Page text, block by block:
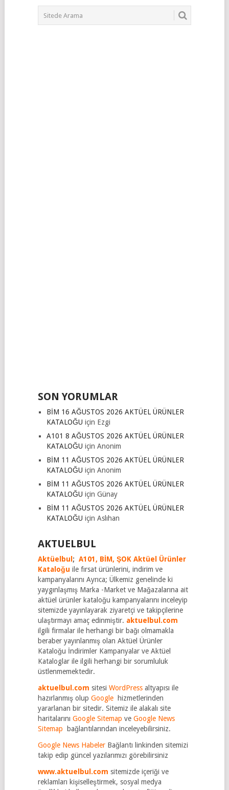
SON YORUMLAR
BİM 16 AĞUSTOS 2026 AKTÜEL ÜRÜNLER
KATALOĞU için Ezgi
A101 8 AĞUSTOS 2026 AKTÜEL ÜRÜNLER
KATALOĞU için Anonim
BİM 11 AĞUSTOS 2026 AKTÜEL ÜRÜNLER
KATALOĞU için Anonim
BİM 11 AĞUSTOS 2026 AKTÜEL ÜRÜNLER
KATALOĞU için Günay
BİM 11 AĞUSTOS 2026 AKTÜEL ÜRÜNLER
KATALOĞU için Aslıhan
AKTUELBUL
Aktüelbul ; A101, BİM, ŞOK Aktüel Ürünler
Kataloğu ile fırsat ürünlerini, indirim ve
kampanyalarını Ayrıca; Ülkemiz genelinde ki
yaygınlaşmış Marka -Market ve Mağazalarına ait
aktüel ürünler kataloğu kampanyalarını inceleyip
sitemizde yayınlayarak ziyaretçi ve takipçilerine
ulaştırmayı amaç edinmiştir. aktuelbul.com
ilgili firmalar ile herhangi bir bağı olmamakla
beraber yayınlanmış olan Aktüel Ürünler
Kataloğu İndirimler Kampanyalar ve Aktüel
Kataloglar ile ilgili herhangi bir sorumluluk
üstlenmemektedir.
aktuelbul.com sitesi WordPressaltyapısı ile
hazırlanmış olup Googlehizmetlerinden
yararlanan bir sitedir. Sitemiz ile alakalı site
haritalarını Google Sitemap ve Google News
Sitemap
bağlantılarından inceleyebilirsiniz.
Google News Habeler Bağlantı linkinden sitemizi
takip edip güncel yazılarımızı görebilirsiniz
www.aktuelbul.com sitemizde içeriği ve
reklamları kişiselleştirmek, sosyal medya